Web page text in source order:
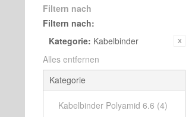
Filtern nach
Filtern nach:
Kategorie: Kabelbinder
Alles entfernen
Kategorie
Kabelbinder Polyamid 6.6 (4)